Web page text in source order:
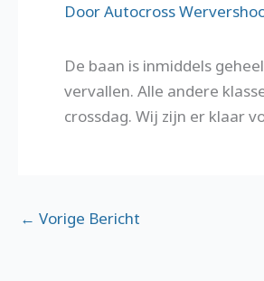
DoorAutocross
De baan is inmiddels
vervallen. Alle andere
crossdag. Wij zijn er klaar
← Vorige Bericht